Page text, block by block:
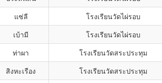
แซ่ลี โรงเรียนวัดไผ่รอบ
เบ้ามี โรงเรียนวัดไผ่รอบ
ท่าผา โรงเรียนวัดสระประทุม
สิงหะเรือง โรงเรียนวัดสระประทุม